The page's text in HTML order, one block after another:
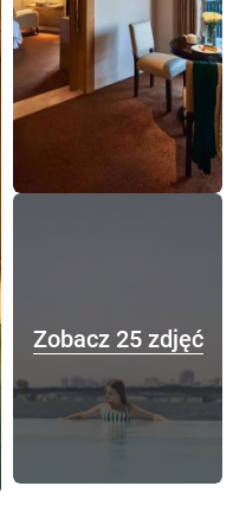
Zobacz 25 zdjęć